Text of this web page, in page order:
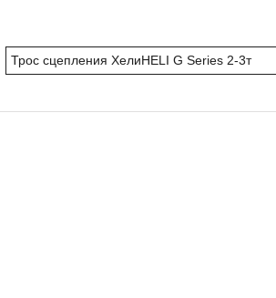
Трос сцепления ХелиHELI G Series 2-3т